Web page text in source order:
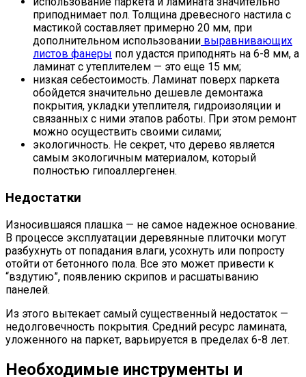
приподнимает пол. Толщина древесного настила с
мастикой составляет примерно 20 мм, при
дополнительном использовании выравнивающих
листов фанеры пол удастся приподнять на 6-8 мм, а
ламинат с утеплителем — это еще 15 мм;
низкая себестоимость. Ламинат поверх паркета
обойдется значительно дешевле демонтажа
покрытия, укладки утеплителя, гидроизоляции и
связанных с ними этапов работы. При этом ремонт
можно осуществить своими силами;
экологичность. Не секрет, что дерево является
самым экологичным материалом, который
полностью гипоаллергенен.
Недостатки
Износившаяся плашка — не самое надежное основание.
В процессе эксплуатации деревянные плиточки могут
разбухнуть от попадания влаги, усохнуть или попросту
отойти от бетонного пола. Все это может привести к
“вздутию”, появлению скрипов и расшатыванию
панелей.
Из этого вытекает самый существенный недостаток —
недолговечность покрытия. Средний ресурс ламината,
уложенного на паркет, варьируется в пределах 6-8 лет.
Необходимые инструменты и